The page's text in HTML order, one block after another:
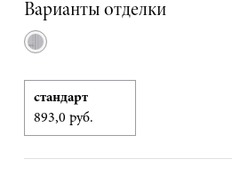
Варианты отделки
стандарт
893,0 руб.